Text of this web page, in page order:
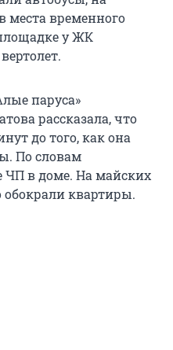
места временного
у ЖК
паруса»
рассказала, что
до того, как она
По словам
ЧП в доме. На майских
квартиры.